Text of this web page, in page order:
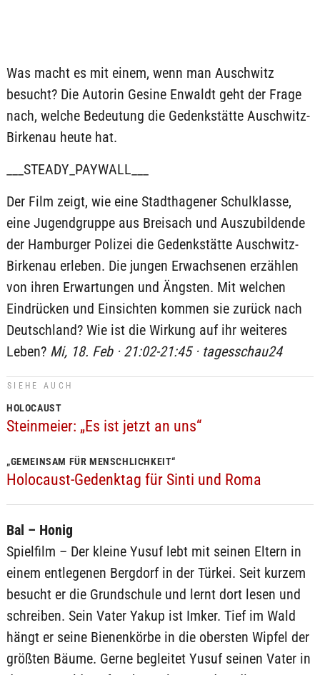
Was macht es mit einem, wenn man Auschwitz
besucht? Die Autorin Gesine Enwaldt geht der Frage
nach, welche Bedeutung die Gedenkstätte Auschwitz-
Birkenau heute hat.
___STEADY_PAYWALL___
Der Film zeigt, wie eine Stadthagener Schulklasse,
eine Jugendgruppe aus Breisach und Auszubildende
der Hamburger Polizei die Gedenkstätte Auschwitz-
Birkenau erleben. Die jungen Erwachsenen erzählen
von ihren Erwartungen und Ängsten. Mit welchen
Eindrücken und Einsichten kommen sie zurück nach
Deutschland? Wie ist die Wirkung auf ihr weiteres
Leben? Mi, 18. Feb · 21:02-21:45 · tagesschau24
SIEHE AUCH
HOLOCAUST
Steinmeier: „Es ist jetzt an uns“
„GEMEINSAM FÜR MENSCHLICHKEIT“
Holocaust-Gedenktag für Sinti und Roma
Bal – Honig
Spielfilm – Der kleine Yusuf lebt mit seinen Eltern in
einem entlegenen Bergdorf in der Türkei. Seit kurzem
besucht er die Grundschule und lernt dort lesen und
schreiben. Sein Vater Yakup ist Imker. Tief im Wald
hängt er seine Bienenkörbe in die obersten Wipfel der
größten Bäume. Gerne begleitet Yusuf seinen Vater in